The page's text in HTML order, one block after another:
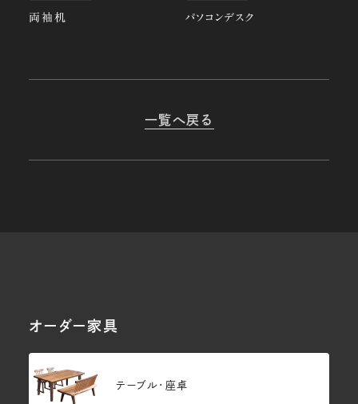
両袖机 パソコンデスク
一覧へ戻る
オーダー家具
テーブル・座卓